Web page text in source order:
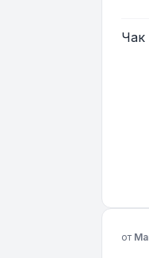
Чак
от